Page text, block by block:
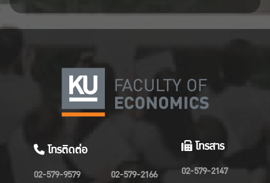
โทรติดต่อ
02-579-9579
02-579-2166
โทรสาร
02-579-2147